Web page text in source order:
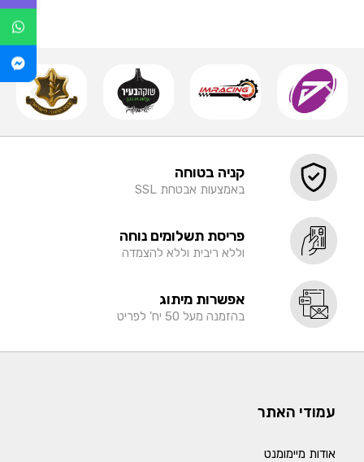
קניה בטוחה
באמצעות אבטחת SSL
פריסת תשלומים נוחה
וללא ריבית וללא להצמדה
אפשרות מיתוג
בהזמנה מעל 50 יח' לפריט
עמודי האתר
אודות מיימומנט